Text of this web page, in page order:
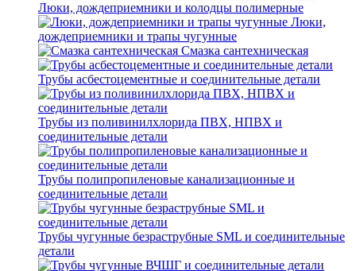
Люки, дождеприемники и колодцы полимерные
Люки,
дождеприемники и трапы чугунные
Смазка сантехническая
Трубы асбестоцементные и соединительные детали
Трубы из поливинилхлорида ПВХ, НПВХ и
соединительные детали
Трубы полипропиленовые канализационные и
соединительные детали
Трубы чугунные безраструбные SML и соединительные
детали